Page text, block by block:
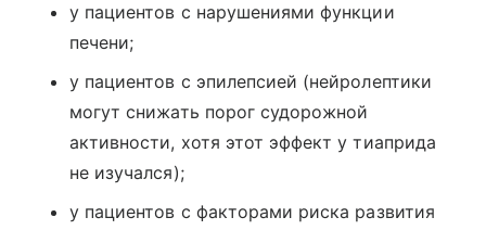
у пациентов с нарушениями функции
печени;
у пациентов с эпилепсией (нейролептики
могут снижать порог судорожной
активности, хотя этот эффект у тиаприда
не изучался);
у пациентов с факторами риска развития